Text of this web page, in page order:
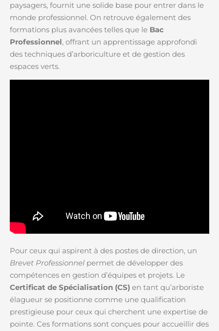
paysagers, fournit une solide base pour entrer dans le
monde professionnel. On retrouve également des
formations plus avancées telles que le Bac
Professionnel, offrant un apprentissage approfondi
des techniques d’arboriculture et de gestion des
espaces verts.
Pour ceux qui aspirent à des postes de direction, un
Brevet Professionnel permet de développer des
compétences en gestion d’équipes et projets. Le
Certificat de Spécialisation (CS) en tant qu’arboriste
élagueur se positionne comme une qualification
prestigieuse pour ceux qui cherchent une expertise de
pointe. Ces formations sont conçues pour accueillir des